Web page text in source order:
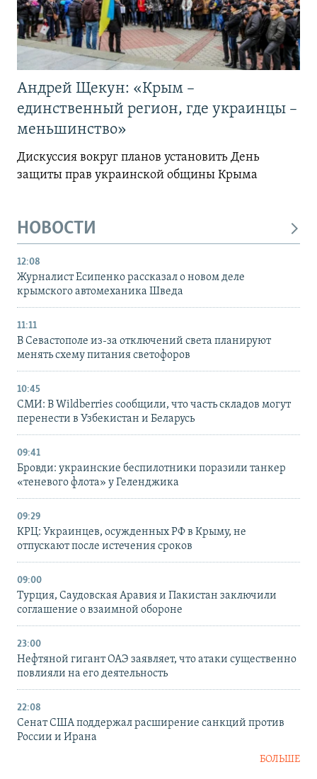
Андрей Щекун: «Крым –
единственный регион, где украинцы –
меньшинство»
Дискуссия вокруг планов установить День
защиты прав украинской общины Крыма
НОВОСТИ
12:08
Журналист Есипенко рассказал о новом деле
крымского автомеханика Шведа
11:11
В Севастополе из-за отключений света планируют
менять схему питания светофоров
10:45
СМИ: В Wildberries сообщили, что часть складов могут
перенести в Узбекистан и Беларусь
09:41
Бровди: украинские беспилотники поразили танкер
«теневого флота» у Геленджика
09:29
КРЦ: Украинцев, осужденных РФ в Крыму, не
отпускают после истечения сроков
09:00
Турция, Саудовская Аравия и Пакистан заключили
соглашение о взаимной обороне
23:00
Нефтяной гигант ОАЭ заявляет, что атаки существенно
повлияли на его деятельность
22:08
Сенат США поддержал расширение санкций против
России и Ирана
БОЛЬШЕ